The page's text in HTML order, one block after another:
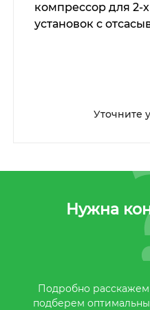
компрессор для 2-
установок с
Уточните
Нужна
Подробно расскажем
подберем